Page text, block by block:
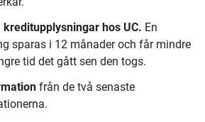
hos UC. En
sparas i 12 månader och får mindre
tid det gått sen den togs.
från de två senaste